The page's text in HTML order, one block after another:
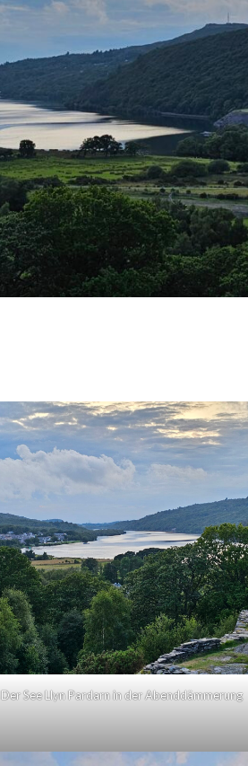
Der See Llyn Pardarn in der Abenddämmerung